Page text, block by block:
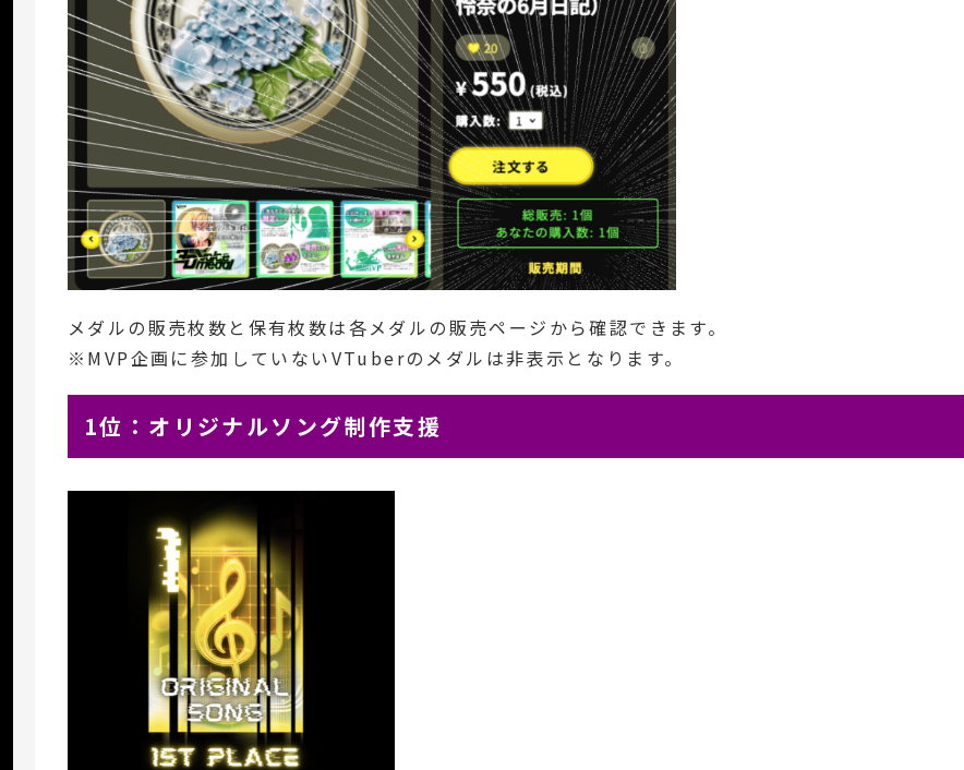
メダルの販売枚数と保有枚数は各メダルの販売ページから確認できます。
※MVP企画に参加していないVTuberのメダルは非表示となります。
1位：オリジナルソング制作支援